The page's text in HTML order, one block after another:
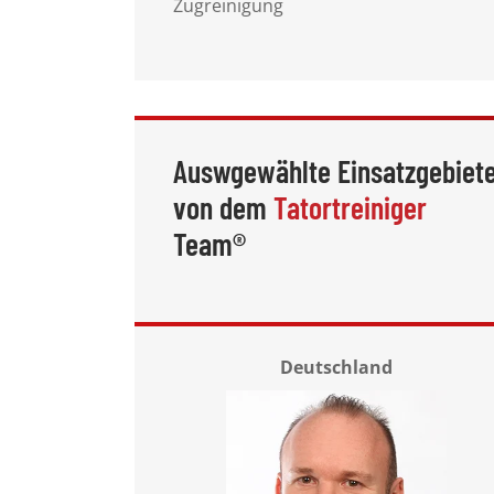
Zugreinigung
Auswgewählte
von dem Tatortreiniger
Team®
Deutschland